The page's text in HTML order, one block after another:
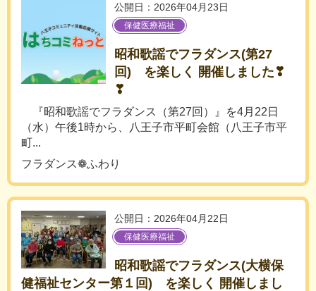
公開日：2026年04月23日
保健医療福祉
昭和歌謡でフラダンス(第27
回) を楽しく 開催しました❣
❣
『昭和歌謡でフラダンス（第27回）』を4月22日
（水）午後1時から、八王子市平町会館（八王子市平
町...
フラダンス❁ふわり
公開日：2026年04月22日
保健医療福祉
昭和歌謡でフラダンス(大横保
健福祉センター第１回) を楽しく 開催しまし